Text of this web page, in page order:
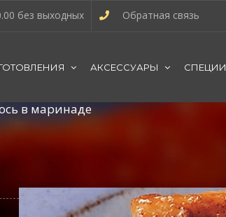
без выходных Обратная связь
АКСЕССУАРЫ СПЕЦИИ
в маринаде